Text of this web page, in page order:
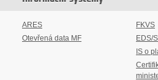
ARES
Otevřená data MF
FKVS
EDS/
IS o